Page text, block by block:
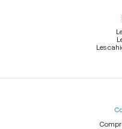
Les